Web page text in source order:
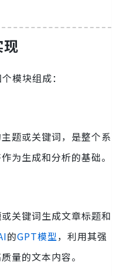
模块组成：
题或关键词，是整个系
为生成和分析的基础。
关键词生成文章标题和
的GPT模型，利用其强
量的文本内容。